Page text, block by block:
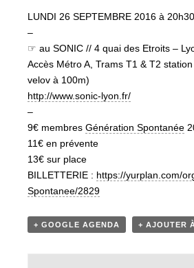
LUNDI 26 SEPTEMBRE 2016 à 20h30
–
☞ au SONIC // 4 quai des Etroits –
Accès Métro A, Trams T1 & T2
velov à 100m)
http://www.sonic-lyon.fr/
–
9€ membres Génération Spontanée
11€ en prévente
13€ sur place
BILLETTERIE : https://yurplan.com/
Spontanee/2829
+ GOOGLE AGENDA + AJOUTER